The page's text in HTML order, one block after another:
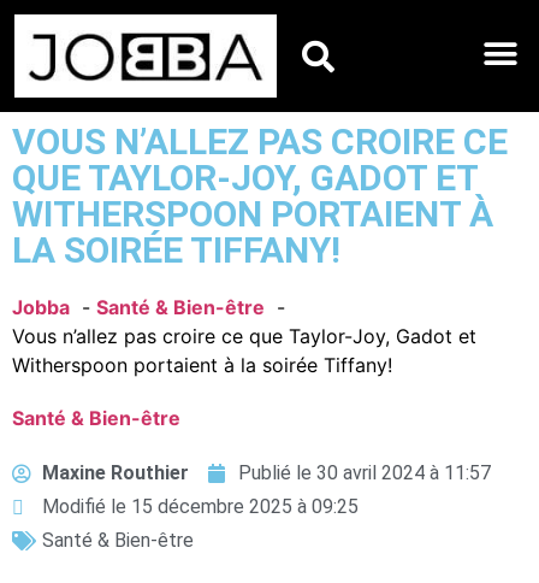
VOUS N’ALLEZ PAS CROIRE CE
QUE TAYLOR-JOY, GADOT ET
WITHERSPOON PORTAIENT À
LA SOIRÉE TIFFANY!
Jobba
Santé & Bien-être
Vous n’allez pas croire ce que Taylor-Joy, Gadot et
Witherspoon portaient à la soirée Tiffany!
Santé & Bien-être
Maxine Routhier Publié le 30 avril 2024 à 11:57
Modifié le 15 décembre 2025 à 09:25
Santé & Bien-être